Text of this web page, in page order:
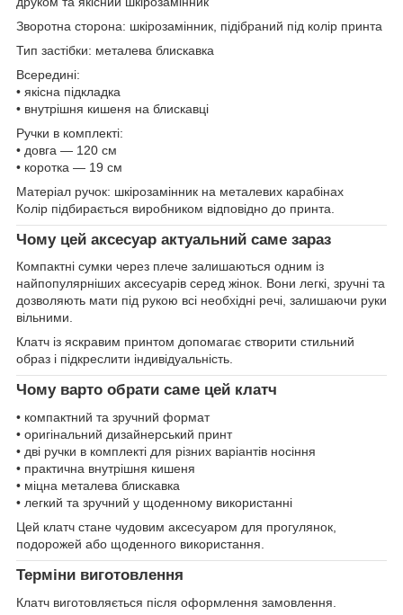
Зворотна сторона: шкірозамінник, підібраний під колір принта
Тип застібки: металева блискавка
Всередині:
• якісна підкладка
• внутрішня кишеня на блискавці
Ручки в комплекті:
• довга — 120 см
• коротка — 19 см
Матеріал ручок: шкірозамінник на металевих карабінах
Колір підбирається виробником відповідно до принта.
Чому цей аксесуар актуальний саме зараз
Компактні сумки через плече залишаються одним із
найпопулярніших аксесуарів серед жінок. Вони легкі, зручні та
дозволяють мати під рукою всі необхідні речі, залишаючи руки
вільними.
Клатч із яскравим принтом допомагає створити стильний
образ і підкреслити індивідуальність.
Чому варто обрати саме цей клатч
• компактний та зручний формат
• оригінальний дизайнерський принт
• дві ручки в комплекті для різних варіантів носіння
• практична внутрішня кишеня
• міцна металева блискавка
• легкий та зручний у щоденному використанні
Цей клатч стане чудовим аксесуаром для прогулянок,
подорожей або щоденного використання.
Терміни виготовлення
Клатч виготовляється після оформлення замовлення.